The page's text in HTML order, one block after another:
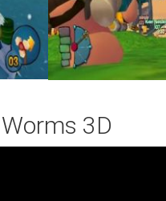
3D